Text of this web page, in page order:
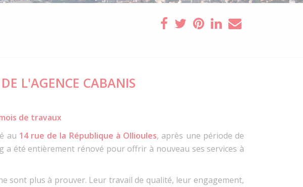
L'AGENCE CABANIS
de travaux
au 14 rue de la République à Ollioules, après une période de
a été entièrement rénové pour offrir à nouveau ses services à
sont plus à prouver. Leur travail de qualité, leur engagement,